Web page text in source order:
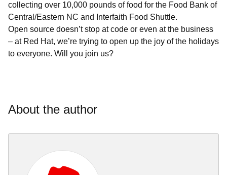
collecting over 10,000 pounds of food for the Food Bank of
Central/Eastern NC and Interfaith Food Shuttle.
Open source doesn’t stop at code or even at the business
– at Red Hat, we’re trying to open up the joy of the holidays
to everyone. Will you join us?
About the author